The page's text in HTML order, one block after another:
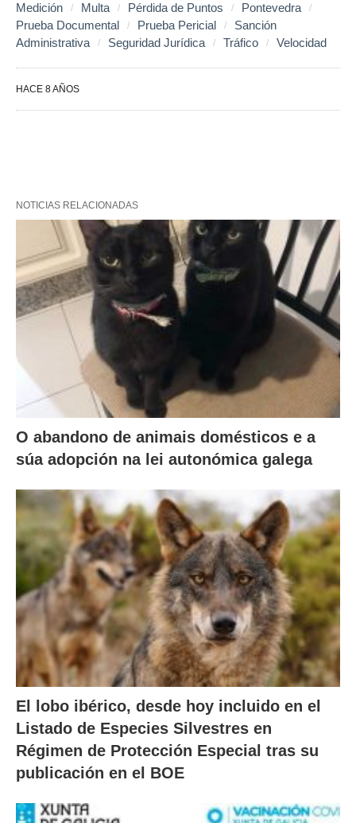
Medición
Multa Pérdida de Puntos
Pontevedra
Prueba Documental
Prueba Pericial
Sanción
Administrativa
Seguridad Jurídica Tráfico Velocidad
HACE 8 AÑOS
NOTICIAS RELACIONADAS
O abandono de animais domésticos e a
súa adopción na lei autonómica galega
El lobo ibérico, desde hoy incluido en el
Listado de Especies Silvestres en
Régimen de Protección Especial tras su
publicación en el BOE